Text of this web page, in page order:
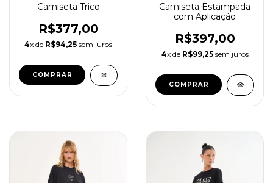
Camiseta Trico
R$377,00
4x de R$94,25 sem juros
COMPRAR
Camiseta Estampada
com Aplicação
R$397,00
4x de R$99,25sem juros
COMPRAR